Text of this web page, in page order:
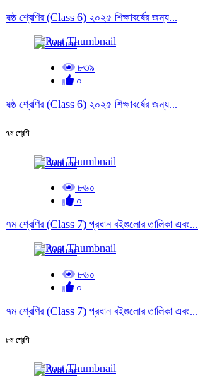
ষষ্ঠ শ্রেণির (Class 6) ২০২৫ শিক্ষাবর্ষের জন্য...
৮৩৯
০
ষষ্ঠ শ্রেণির (Class 6) ২০২৫ শিক্ষাবর্ষের জন্য...
৭ম শ্রেণি
৮৬০
০
৭ম শ্রেণির (Class 7) প্রধান বইগুলোর তালিকা এবং...
৮৬০
০
৭ম শ্রেণির (Class 7) প্রধান বইগুলোর তালিকা এবং...
৮ম শ্রেণি